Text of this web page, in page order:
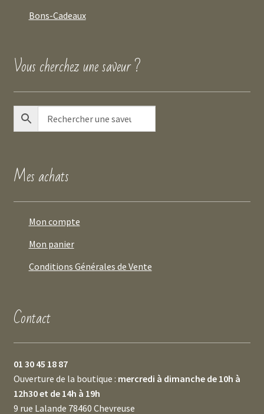
Bons-Cadeaux
Vous cherchez une saveur ?
Mes achats
Mon compte
Mon panier
Conditions Générales de Vente
Contact
01 30 45 18 87
Ouverture de la boutique : mercredi à dimanche de 10h à
12h30 et de 14h à 19h
9 rue Lalande 78460 Chevreuse